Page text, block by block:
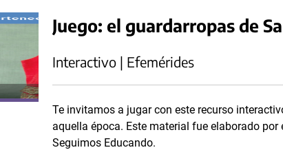
Juego: el guardarropas de
Interactivo | Efemérides
Te invitamos a jugar con este recurso
aquella época. Este material fue elaborado
Seguimos Educando.